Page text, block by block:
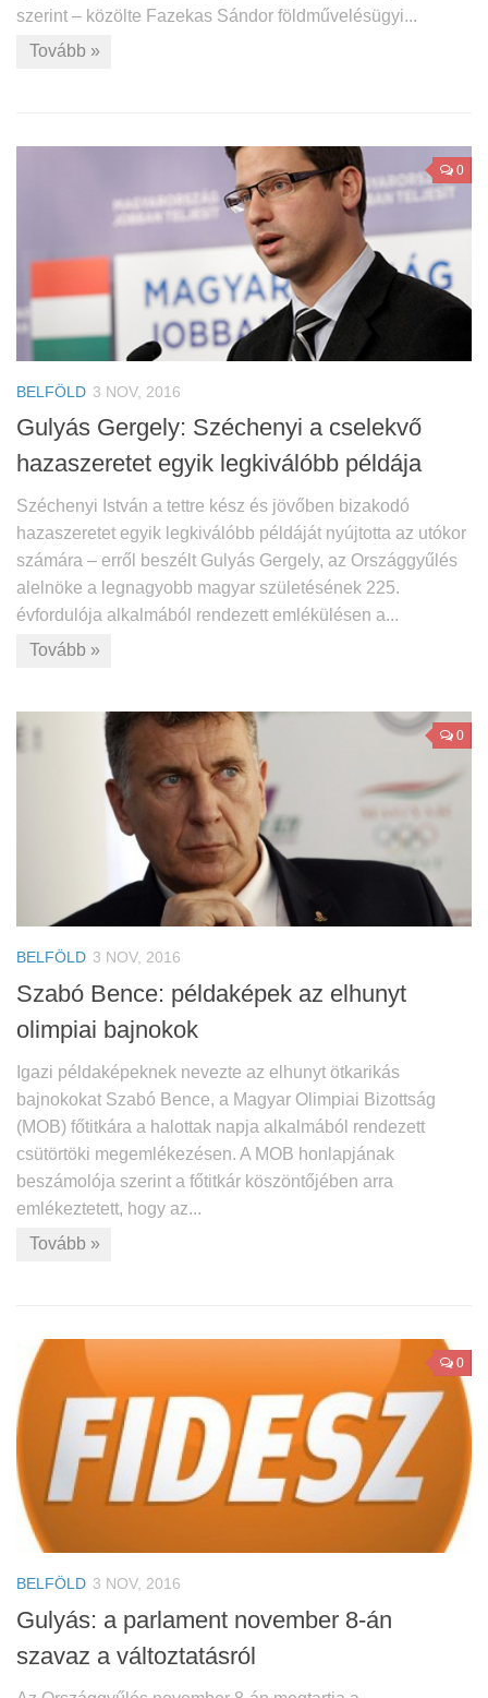
szerint – közölte Fazekas Sándor földművelésügyi...
Tovább »
0
BELFÖLD 3 NOV, 2016
Gulyás Gergely: Széchenyi a cselekvő
hazaszeretet egyik legkiválóbb példája
Széchenyi István a tettre kész és jövőben bizakodó
hazaszeretet egyik legkiválóbb példáját nyújtotta az utókor
számára – erről beszélt Gulyás Gergely, az Országgyűlés
alelnöke a legnagyobb magyar születésének 225.
évfordulója alkalmából rendezett emlékülésen a...
Tovább »
0
BELFÖLD 3 NOV, 2016
Szabó Bence: példaképek az elhunyt
olimpiai bajnokok
Igazi példaképeknek nevezte az elhunyt ötkarikás
bajnokokat Szabó Bence, a Magyar Olimpiai Bizottság
(MOB) főtitkára a halottak napja alkalmából rendezett
csütörtöki megemlékezésen. A MOB honlapjának
beszámolója szerint a főtitkár köszöntőjében arra
emlékeztetett, hogy az...
Tovább »
0
BELFÖLD 3 NOV, 2016
Gulyás: a parlament november 8-án
szavaz a változtatásról